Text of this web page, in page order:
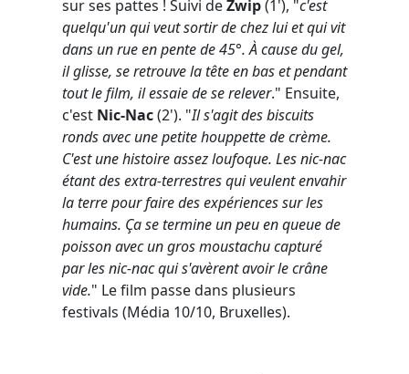
sur ses pattes ! Suivi deZwip(1'), "c'est
quelqu'un qui veut sortir de chez lui et qui vit
dans un rue en pente de 45°. À cause du gel,
il glisse, se retrouve la tête en bas et pendant
tout le film, il essaie de se relever." Ensuite,
c'est Nic-Nac(2'). "Il s'agit des biscuits
ronds avec une petite houppette de crème.
C'est une histoire assez loufoque. Les nic-nac
étant des extra-terrestres qui veulent envahir
la terre pour faire des expériences sur les
humains. Ça se termine un peu en queue de
poisson avec un gros moustachu capturé
par les nic-nac qui s'avèrent avoir le crâne
vide." Le film passe dans plusieurs
festivals (Média 10/10, Bruxelles).